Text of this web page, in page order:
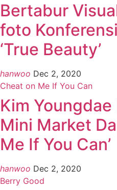
Bertabur
foto
‘True Beauty’
hanwoo Dec 2, 2020
Cheat on Me If You Can
Kim
Mini Market
Me If You Can’
hanwoo Dec 2, 2020
Berry Good